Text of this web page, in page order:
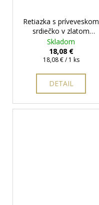
Retiazka s príveveskom
srdiečko v zlatom
prevedení s očkom -
+ darčeková
krabička zadarmo
Skladom
18,08 €
Jednotková
18,08 € / 1 ks
DETAIL